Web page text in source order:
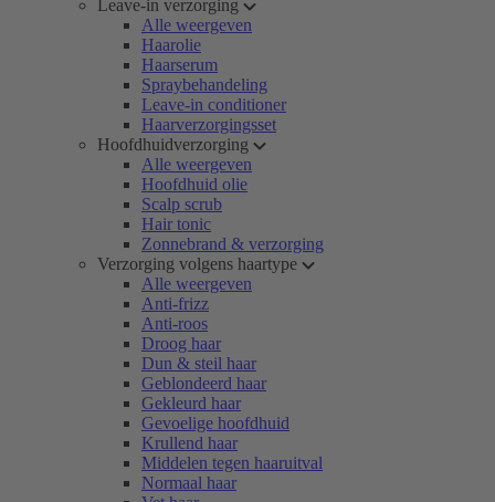
Leave-in verzorging
Alle weergeven
Haarolie
Haarserum
Spraybehandeling
Leave-in conditioner
Haarverzorgingsset
Hoofdhuidverzorging
Alle weergeven
Hoofdhuid olie
Scalp scrub
Hair tonic
Zonnebrand & verzorging
Verzorging volgens haartype
Alle weergeven
Anti-frizz
Anti-roos
Droog haar
Dun & steil haar
Geblondeerd haar
Gekleurd haar
Gevoelige hoofdhuid
Krullend haar
Middelen tegen haaruitval
Normaal haar